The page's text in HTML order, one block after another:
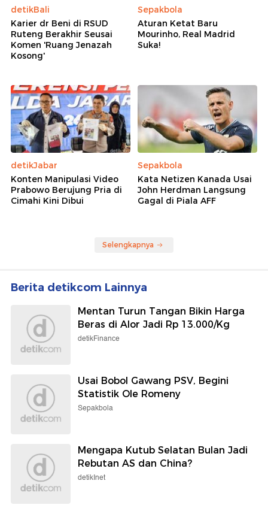
detikBali
Karier dr Beni di RSUD
Ruteng Berakhir Seusai
Komen 'Ruang Jenazah
Kosong'
Sepakbola
Aturan Ketat Baru
Mourinho, Real Madrid
Suka!
detikJabar
Konten Manipulasi Video
Prabowo Berujung Pria di
Cimahi Kini Dibui
Sepakbola
Kata Netizen Kanada Usai
John Herdman Langsung
Gagal di Piala AFF
Selengkapnya
Berita detikcom Lainnya
Mentan Turun Tangan Bikin Harga
Beras di Alor Jadi Rp 13.000/Kg
detikFinance
Usai Bobol Gawang PSV, Begini
Statistik Ole Romeny
Sepakbola
Mengapa Kutub Selatan Bulan Jadi
Rebutan AS dan China?
detikInet